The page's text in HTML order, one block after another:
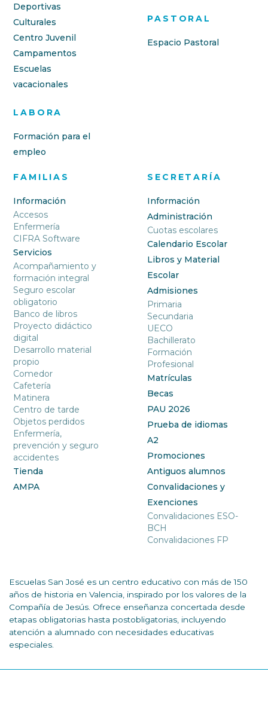
Deportivas
Culturales
Centro Juvenil
Campamentos
Escuelas
vacacionales
LABORA
Formación para el
empleo
PASTORAL
Espacio Pastoral
FAMILIAS
Información
Accesos
Enfermería
CIFRA Software
Servicios
Acompañamiento y
formación integral
Seguro escolar
obligatorio
Banco de libros
Proyecto didáctico
digital
Desarrollo material
propio
Comedor
Cafetería
Matinera
Centro de tarde
Objetos perdidos
Enfermería,
prevención y seguro
accidentes
Tienda
AMPA
SECRETARÍA
Información
Administración
Cuotas escolares
Calendario Escolar
Libros y Material
Escolar
Admisiones
Primaria
Secundaria
UECO
Bachillerato
Formación
Profesional
Matrículas
Becas
PAU 2026
Prueba de idiomas
A2
Promociones
Antiguos alumnos
Convalidaciones y
Exenciones
Convalidaciones ESO-
BCH
Convalidaciones FP
Escuelas San José es un centro educativo con más de 150
años de historia en Valencia, inspirado por los valores de la
Compañía de Jesús. Ofrece enseñanza concertada desde
etapas obligatorias hasta postobligatorias, incluyendo
atención a alumnado con necesidades educativas
especiales.